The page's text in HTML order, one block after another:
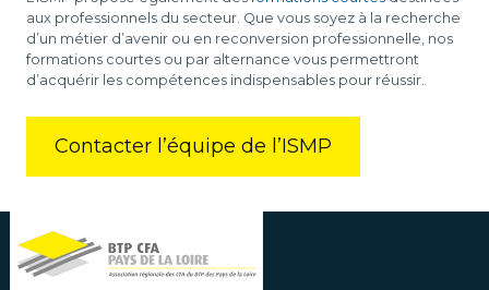
aux professionnels du secteur. Que vous soyez à la recherche
d’un métier d’avenir ou en reconversion professionnelle, nos
formations courtes ou par alternance vous permettront
d’acquérir les compétences indispensables pour réussir.
Contacter l’équipe de l’ISMP